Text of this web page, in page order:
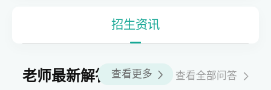
招生资讯
查看更多
老师最新解答 查看全部问答